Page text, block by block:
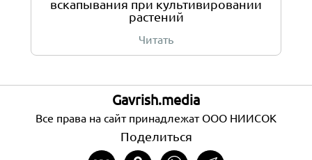
вскапывания при культивировании
растений
Читать
Gavrish.media
Все права на сайт принадлежат ООО НИИСОК
Поделиться